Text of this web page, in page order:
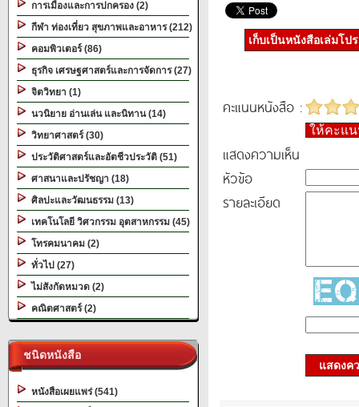
การเมืองและการปกครอง (2)
กีฬา ท่องเที่ยว สุขภาพและอาหาร (212)
คอมพิวเตอร์ (86)
ธุรกิจ เศรษฐศาสตร์และการจัดการ (27)
จิตวิทยา (1)
นวนิยาย อ่านเล่น และนิทาน (14)
วิทยาศาสตร์ (30)
ประวัติศาสตร์และอัตชีวประวัติ (51)
ศาสนาและปรัชญา (18)
ศิลปะและวัฒนธรรม (13)
เทคโนโลยี วิศวกรรม อุตสาหกรรม (45)
โทรคมนาคม (2)
ทั่วไป (27)
ไม่สังกัดหมวด (2)
คณิตศาสตร์ (2)
ชนิดหนังสือ
หนังสือเผยแพร่ (541)
เก็บเป็นหนังสือเล่มโป
คะแนนหนังสือ :
ให้คะแ
แสดงความเห็น
หัวข้อ
รายละเอียด
แสดงค